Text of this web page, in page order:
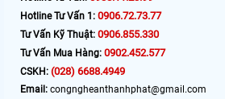
Hotline Tư Vấn 1: 0906.72.73.77
Tư Vấn Kỹ Thuật: 0906.855.330
Tư Vấn Mua Hàng: 0902.452.577
CSKH: (028) 6688.4949
Email: congngheanthanhphat@gmail.com